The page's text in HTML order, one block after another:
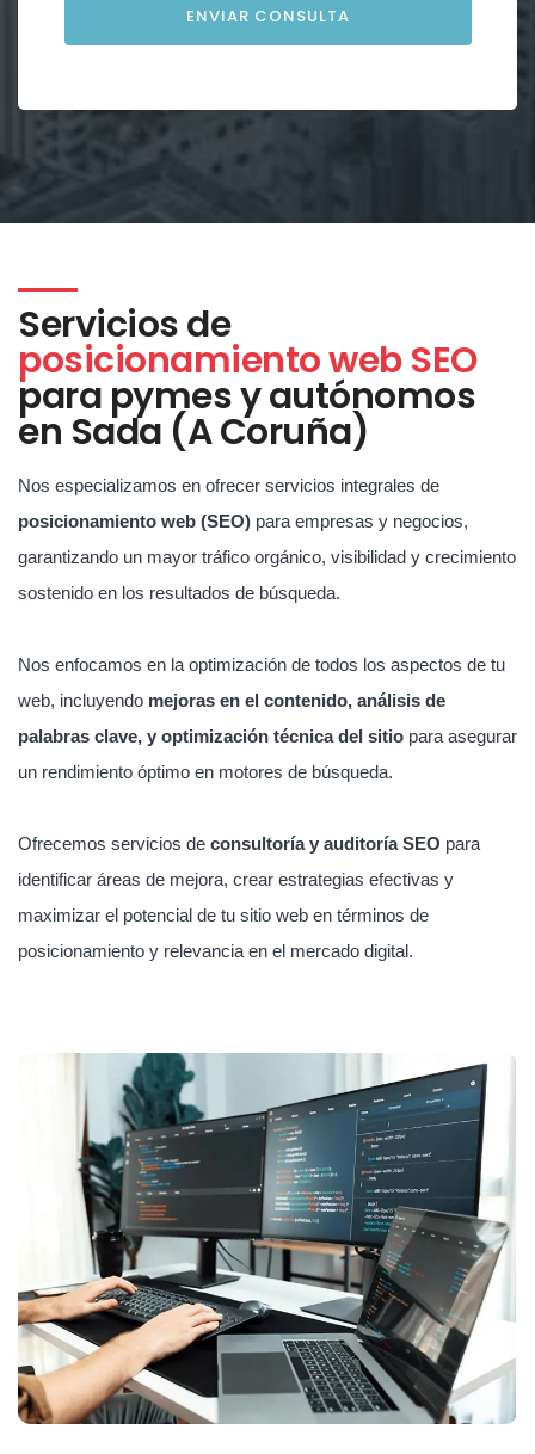
Servicios de
posicionamiento web SEO
para pymes y autónomos
en Sada (A Coruña)
Nos especializamos en ofrecer servicios integrales de
posicionamiento web (SEO) para empresas y negocios,
garantizando un mayor tráfico orgánico, visibilidad y crecimiento
sostenido en los resultados de búsqueda.
Nos enfocamos en la optimización de todos los aspectos de tu
web, incluyendo mejoras en el contenido, análisis de
palabras clave, y optimización técnica del sitio para asegurar
un rendimiento óptimo en motores de búsqueda.
Ofrecemos servicios de consultoría y auditoría SEO para
identificar áreas de mejora, crear estrategias efectivas y
maximizar el potencial de tu sitio web en términos de
posicionamiento y relevancia en el mercado digital.